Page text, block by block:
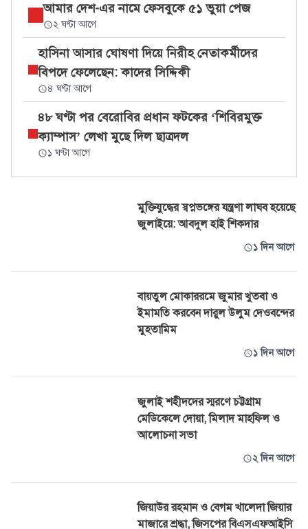
আমার দেশ-এর নামে ফেসবুকে ৫১ ভুয়া পেজ
২ ঘণ্টা আগে
হাসিনা আসার ঘোষণা দিয়ে নিরীহ নেতাকর্মীদের
বিপদে ফেলেছেন: কাদের সিদ্দিকী
৪ ঘণ্টা আগে
৪৮ ঘণ্টা পর বেরোবির প্রধান ফটকের ‘শিবিরমুক্ত
ক্যাম্পাস’ লেখা মুছে দিল ছাত্রদল
১ ঘণ্টা আগে
মুক্তিযুদ্ধের স্বপ্নভঙ্গের যন্ত্রণা লাঘব হয়েছে
জুলাইয়ে: আবদুল হাই শিকদার
১ দিন আগে
বায়তুল মোকাররমে জুমার খুতবা ও
ইমামতি করবেন দারুল উলুম দেওবন্দের
মুহতামিম
১ দিন আগে
জুলাই শহীদদের স্মরণে চট্টগ্রাম
মেডিকেলে দোয়া, মিলাদ মাহফিল ও
আলোচনা সভা
২ দিন আগে
জিয়াউর রহমান ও বেগম খালেদা জিয়ার
মাজারে শ্রদ্ধা, জিসপের বিএসএফআইসি